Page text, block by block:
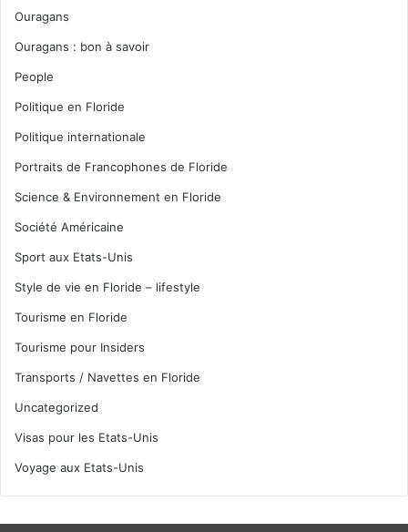
Ouragans
Ouragans : bon à savoir
People
Politique en Floride
Politique internationale
Portraits de Francophones de Floride
Science & Environnement en Floride
Société Américaine
Sport aux Etats-Unis
Style de vie en Floride – lifestyle
Tourisme en Floride
Tourisme pour Insiders
Transports / Navettes en Floride
Uncategorized
Visas pour les Etats-Unis
Voyage aux Etats-Unis